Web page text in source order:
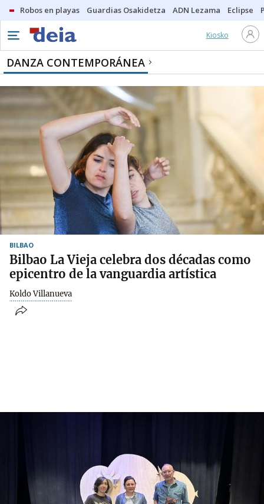
Robos en playas Guardias Osakidetza ADN Lezama Eclipse
Kiosko
DANZA CONTEMPORÁNEA
BILBAO
Bilbao La Vieja celebra dos décadas como
epicentro de la vanguardia artística
Koldo Villanueva